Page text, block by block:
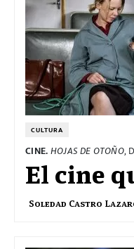
CULTURA
CINE. HOJAS DE OTOÑO,
El cine
Soledad Castro